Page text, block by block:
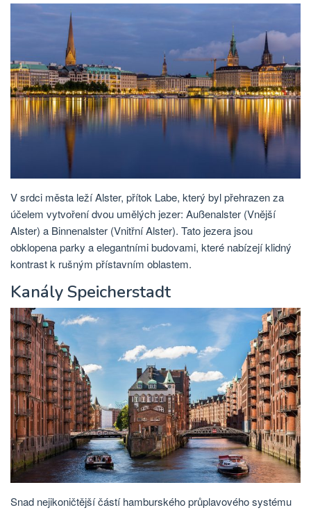
V srdci města leží Alster, přítok Labe, který byl přehrazen za
účelem vytvoření dvou umělých jezer: Außenalster (Vnější
Alster) a Binnenalster (Vnitřní Alster). Tato jezera jsou
obklopena parky a elegantními budovami, které nabízejí klidný
kontrast k rušným přístavním oblastem.
Kanály Speicherstadt
Snad nejikoničtější částí hamburského průplavového systému